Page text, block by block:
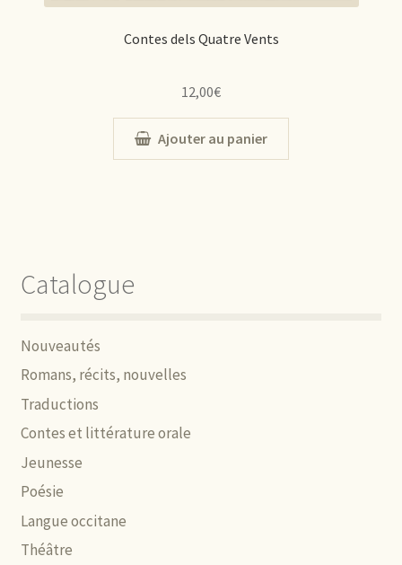
Contes dels Quatre Vents
12,00€
Ajouter au panier
Catalogue
Nouveautés
Romans, récits, nouvelles
Traductions
Contes et littérature orale
Jeunesse
Poésie
Langue occitane
Théâtre